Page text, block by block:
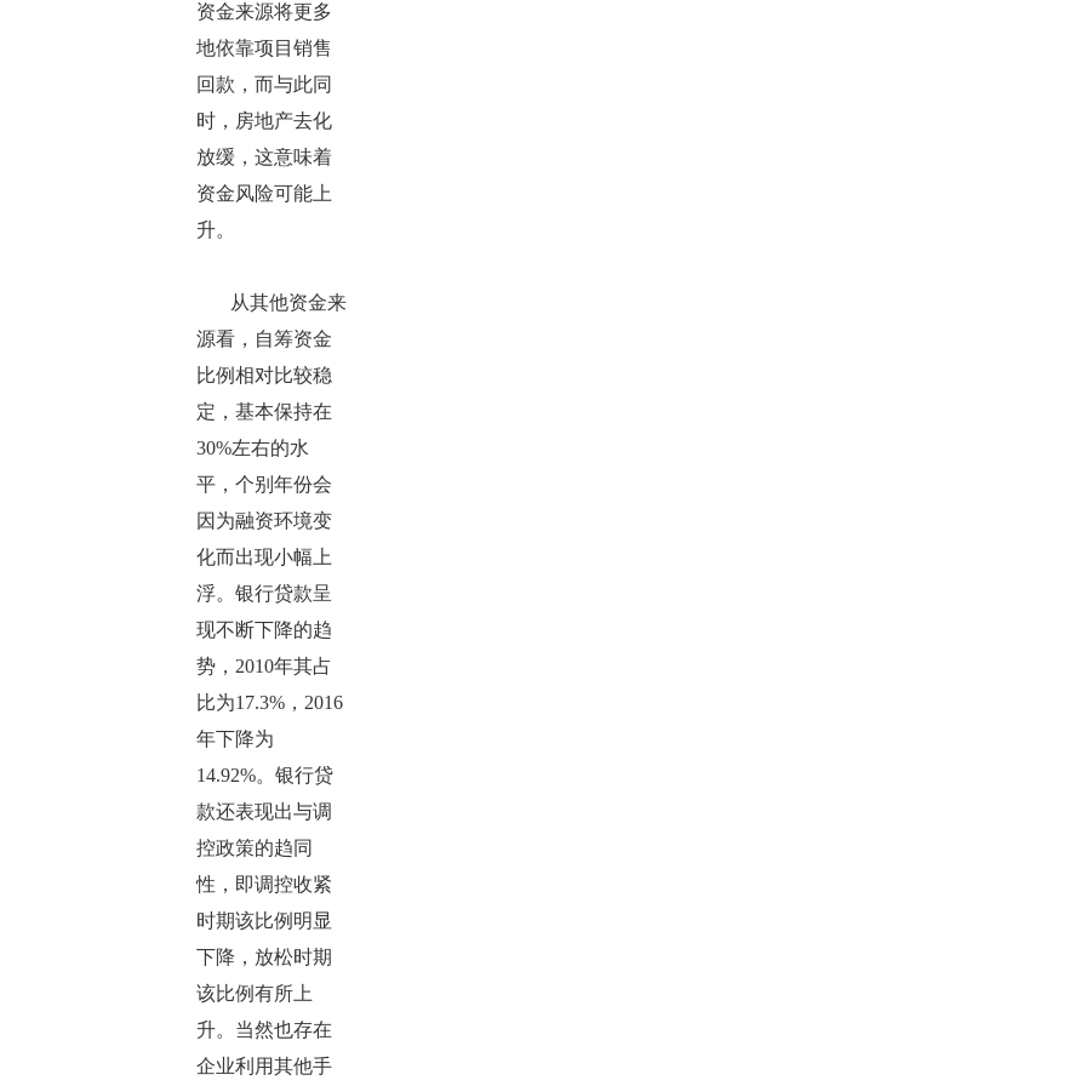
资金来源将更多
地依靠项目销售
回款，而与此同
时，房地产去化
放缓，这意味着
资金风险可能上
升。
从其他资金来
源看，自筹资金
比例相对比较稳
定，基本保持在
30%左右的水
平，个别年份会
因为融资环境变
化而出现小幅上
浮。银行贷款呈
现不断下降的趋
势，2010年其占
比为17.3%，2016
年下降为
14.92%。银行贷
款还表现出与调
控政策的趋同
性，即调控收紧
时期该比例明显
下降，放松时期
该比例有所上
升。当然也存在
企业利用其他手